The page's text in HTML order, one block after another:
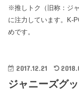
※推しトク（旧称：ジ
に注力しています。K-
めです。
2017.12.21
ジャニーズグ